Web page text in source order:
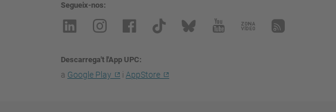
Segueix-nos
Descarrega't l'App UPC
a Google Play i AppStore